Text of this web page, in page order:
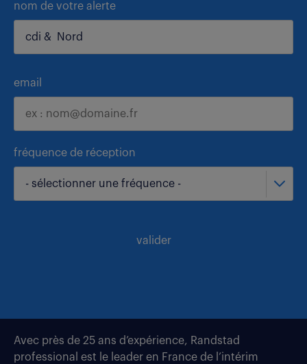
nom de votre alerte
email
fréquence de réception
- sélectionner une fréquence -
valider
Avec près de 25 ans d’expérience, Randstad
professional est le leader en France de l’intérim